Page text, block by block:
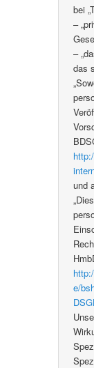
bei
–
–
das
und
e/